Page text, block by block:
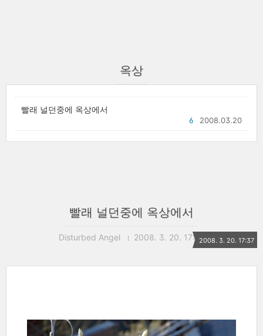
옥상
빨래 널던중에 옥상에서
2008.03.20
6
빨래 널던중에 옥상에서
Disturbed Angel 2008. 3. 20. 17:372008. 3. 20. 17:37